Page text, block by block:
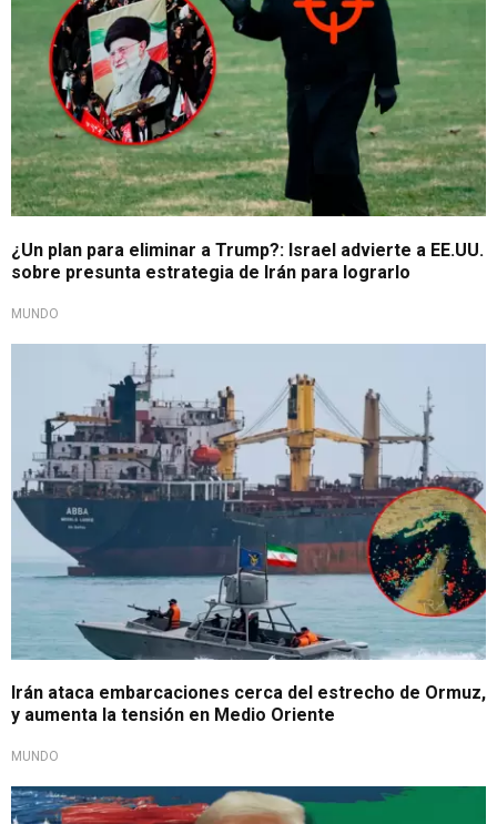
¿Un plan para eliminar a Trump?: Israel advierte a EE.UU.
sobre presunta estrategia de Irán para lograrlo
MUNDO
Irán ataca embarcaciones cerca del estrecho de Ormuz,
y aumenta la tensión en Medio Oriente
MUNDO
Concluye trato